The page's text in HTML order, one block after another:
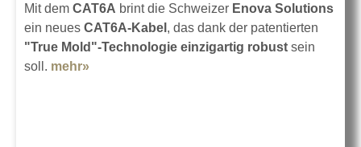
Mit dem CAT6A brint die Schweizer Enova Solutions
ein neues CAT6A-Kabel , das dank der patentierten
"True Mold"-Technologie einzigartig robust sein
soll. mehr»